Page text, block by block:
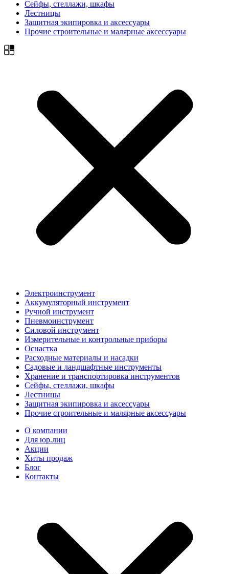
Сейфы, стеллажи, шкафы
Лестницы
Защитная экипировка и аксессуары
Прочие строительные и малярные аксессуары
Электроинструмент
Аккумуляторный инструмент
Ручной инструмент
Пневмоинструмент
Силовой инструмент
Измерительные и контрольные приборы
Оснастка
Расходные материалы и насадки
Садовые и ландшафтные инструменты
Хранение и транспортировка инструментов
Сейфы, стеллажи, шкафы
Лестницы
Защитная экипировка и аксессуары
Прочие строительные и малярные аксессуары
О компании
Для юр.лиц
Акции
Хиты продаж
Блог
Контакты